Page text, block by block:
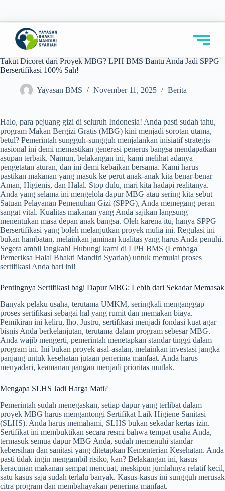
Takut Dicoret dari Proyek MBG? LPH BMS Bantu Anda Jadi SPPG
Bersertifikasi 100% Sah!
Yayasan BMS November 11, 2025 Berita
Halo, para pejuang gizi di seluruh Indonesia! Anda pasti sudah tahu,
program Makan Bergizi Gratis (MBG) kini menjadi sorotan utama,
betul? Pemerintah sungguh-sungguh menjalankan inisiatif strategis
nasional ini demi memastikan generasi penerus bangsa mendapatkan
asupan terbaik. Namun, belakangan ini, kami melihat adanya
pengetatan aturan, dan ini demi kebaikan bersama. Kami harus
pastikan makanan yang masuk ke perut anak-anak kita benar-benar
Aman, Higienis, dan Halal. Stop dulu, mari kita hadapi realitanya.
Anda yang selama ini mengelola dapur MBG atau sering kita sebut
Satuan Pelayanan Pemenuhan Gizi (SPPG), Anda memegang peran
sangat vital. Kualitas makanan yang Anda sajikan langsung
menentukan masa depan anak bangsa. Oleh karena itu, hanya SPPG
Bersertifikasi yang boleh melanjutkan proyek mulia ini. Regulasi ini
bukan hambatan, melainkan jaminan kualitas yang harus Anda penuhi.
Segera ambil langkah! Hubungi kami di LPH BMS (Lembaga
Pemeriksa Halal Bhakti Mandiri Syariah) untuk memulai proses
sertifikasi Anda hari ini!
Pentingnya Sertifikasi bagi Dapur MBG: Lebih dari Sekadar Memasak
Banyak pelaku usaha, terutama UMKM, seringkali menganggap
proses sertifikasi sebagai hal yang rumit dan memakan biaya.
Pemikiran ini keliru, lho. Justru, sertifikasi menjadi fondasi kuat agar
bisnis Anda berkelanjutan, terutama dalam program sebesar MBG.
Anda wajib mengerti, pemerintah menetapkan standar tinggi dalam
program ini. Ini bukan proyek asal-asalan, melainkan investasi jangka
panjang untuk kesehatan jutaan penerima manfaat. Anda harus
menyadari, keamanan pangan menjadi prioritas mutlak.
Mengapa SLHS Jadi Harga Mati?
Pemerintah sudah menegaskan, setiap dapur yang terlibat dalam
proyek MBG harus mengantongi Sertifikat Laik Higiene Sanitasi
(SLHS). Anda harus memahami, SLHS bukan sekadar kertas izin.
Sertifikat ini membuktikan secara resmi bahwa tempat usaha Anda,
termasuk semua dapur MBG Anda, sudah memenuhi standar
kebersihan dan sanitasi yang ditetapkan Kementerian Kesehatan. Anda
pasti tidak ingin mengambil risiko, kan? Belakangan ini, kasus
keracunan makanan sempat mencuat, meskipun jumlahnya relatif kecil,
satu kasus saja sudah terlalu banyak. Kasus-kasus ini sungguh merusak
citra program dan membahayakan penerima manfaat.